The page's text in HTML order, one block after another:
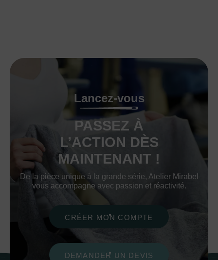
Lancez-vous
PASSEZ À
L’ACTION DÈS
MAINTENANT !
De la pièce unique à la grande série, Atelier Mirabel
vous accompagne avec passion et réactivité.
CRÉER MON COMPTE
DEMANDER UN DEVIS